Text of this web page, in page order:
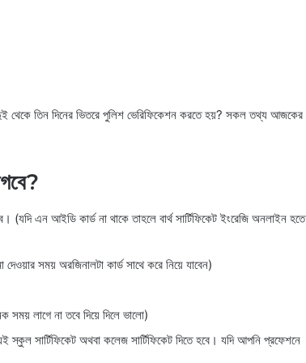
থেকে তিন দিনের ভিতরে পুলিশ ভেরিফিকেশন করতে হয়? সকল তথ্য আজকের
এন আইডি কার্ড না থাকে তাহলে বার্থ সার্টিফিকেট ইংরেজি অনলাইন হতে
সময় অরজিনালটা কার্ড সাথে করে নিয়ে যাবেন)
লাগে না তবে দিয়ে দিলে ভালো)
সার্টিফিকেট অথবা কলেজ সার্টিফিকেট দিতে হবে। যদি আপনি প্রফেশনে